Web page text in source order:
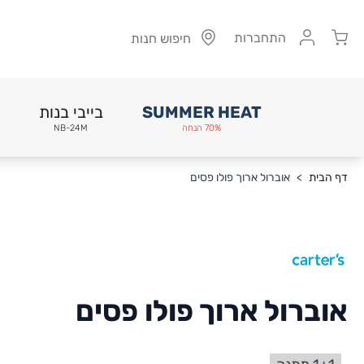
Cart התחברות חיפוש חנות
SUMMER HEAT
70% הנחה
בייבי בנות
NB-24M
דף הבית > אוברול ארוך פולו פסים
אוברול ארוך פולו פסים